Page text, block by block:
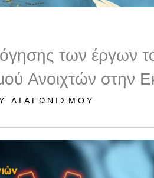
των έργων
Ανοιχτών στην
ΔΙΑΓΩΝΙΣΜΟΎ